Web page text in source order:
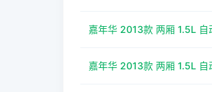
嘉年华 2013款 两厢 1.5L 自
嘉年华 2013款 两厢 1.5L 自